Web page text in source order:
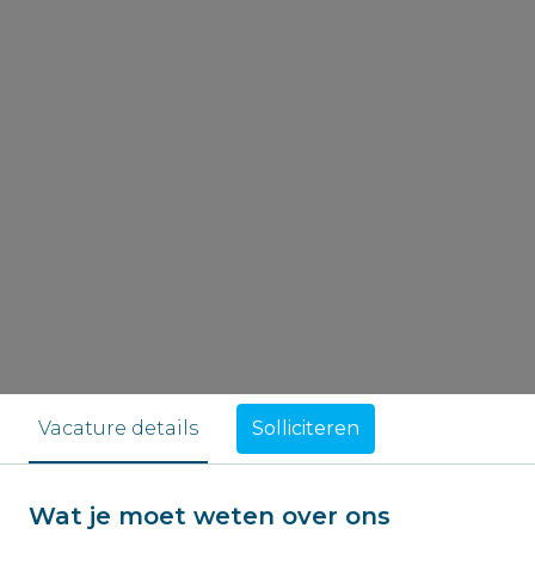
Vacature details Solliciteren
Wat je moet weten over ons